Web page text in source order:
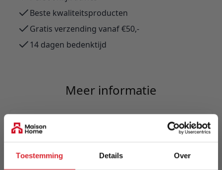
Toestemming Details Over
Beste kwaliteitsproducten
Gratis verzending vanaf €50,-
14 dagen bedenktijd
Meer informatie
Merk
Innovation Living
EAN